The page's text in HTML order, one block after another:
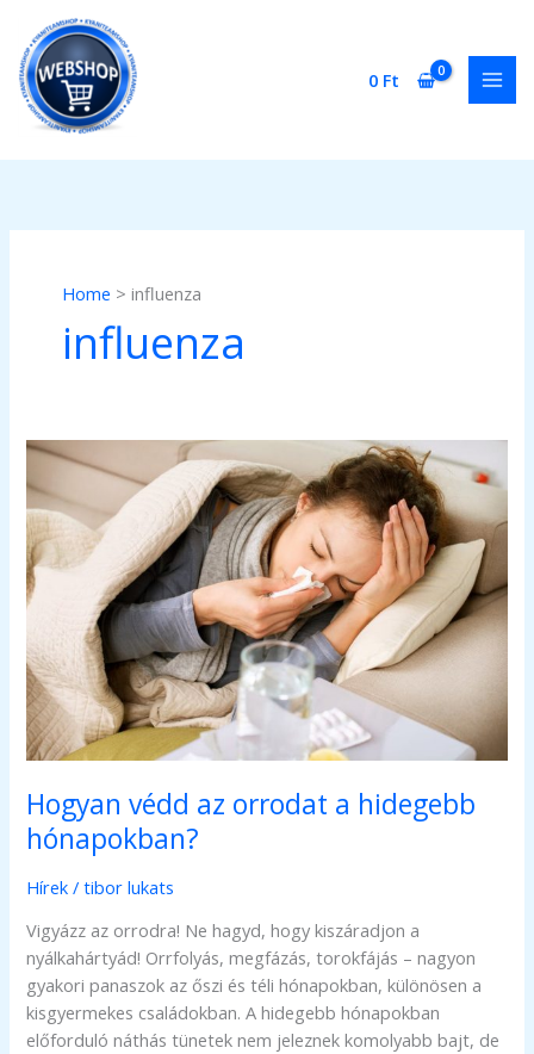
content
0 Ft
Home influenza
influenza
Hogyan védd az orrodat a hidegebb
hónapokban?
Hírek /tibor lukats
Vigyázz az orrodra! Ne hagyd, hogy kiszáradjon a
nyálkahártyád! Orrfolyás, megfázás, torokfájás – nagyon
gyakori panaszok az őszi és téli hónapokban, különösen a
kisgyermekes családokban. A hidegebb hónapokban
előforduló náthás tünetek nem jeleznek komolyabb bajt, de